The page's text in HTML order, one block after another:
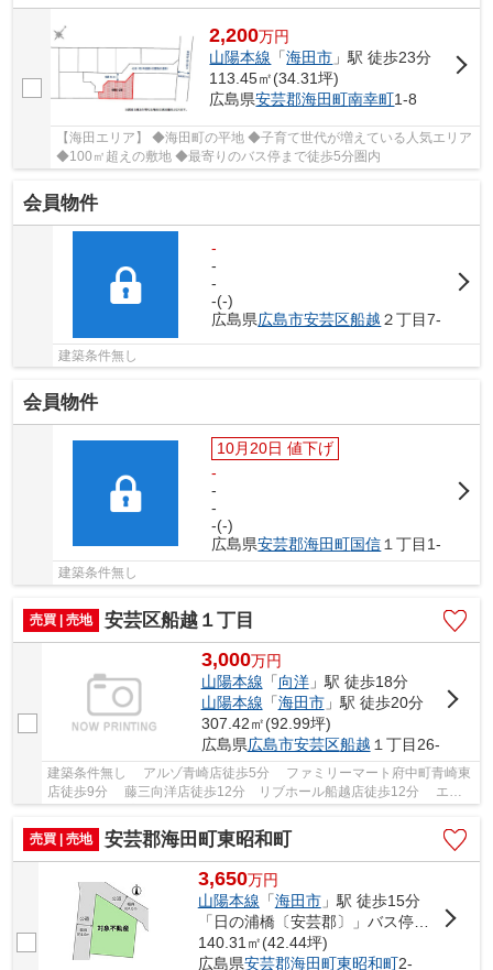
2,200万円
山陽本線 「海田市 」駅 徒歩23分
113.45㎡(34.31坪)
広島県安芸郡海田町南幸町1-8
【海田エリア】 ◆海田町の平地 ◆子育て世代が増えている人気エリア
◆100㎡超えの敷地 ◆最寄りのバス停まで徒歩5分圏内
会員物件
-
-
-
-(-)
広島県広島市安芸区船越 ２丁目7-
建築条件無し
会員物件
10月20日 値下げ
-
-
-
-(-)
広島県安芸郡海田町国信 １丁目1-
建築条件無し
売買 | 売地 安芸区船越１丁目
3,000万円
山陽本線 「向洋」駅 徒歩18分
山陽本線 「海田市」駅 徒歩20分
307.42㎡(92.99坪)
広島県広島市安芸区船越 １丁目26-
建築条件無し アルゾ青崎店徒歩5分 ファミリーマート府中町青崎東
店徒歩9分 藤三向洋店徒歩12分 リブホール船越店徒歩12分 エデ
売買 | 売地
安芸郡海田町東昭和町
3,650万円
山陽本線 「海田市」駅 徒歩15分
「日の浦橋〔安芸郡〕」バス停下車 徒歩3分
140.31㎡(42.44坪)
広島県安芸郡海田町東昭和町2-